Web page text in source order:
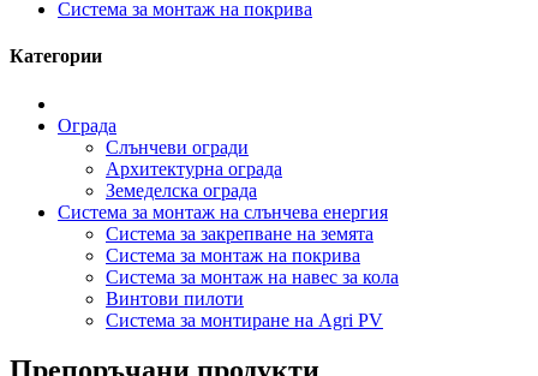
Система за монтаж на покрива
Категории
Ограда
Слънчеви огради
Архитектурна ограда
Земеделска ограда
Система за монтаж на слънчева енергия
Система за закрепване на земята
Система за монтаж на покрива
Система за монтаж на навес за кола
Винтови пилоти
Система за монтиране на Agri PV